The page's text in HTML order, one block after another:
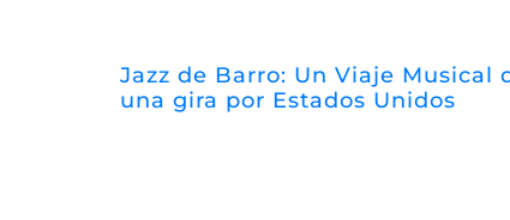
Jazz de Barro: Un Viaje
una gira por Estados Unidos